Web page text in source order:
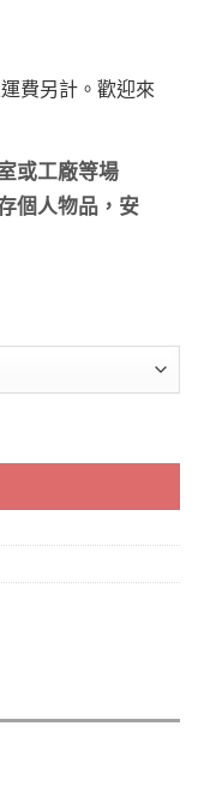
費另計。歡迎來
或工廠等場
個人物品，安
數量